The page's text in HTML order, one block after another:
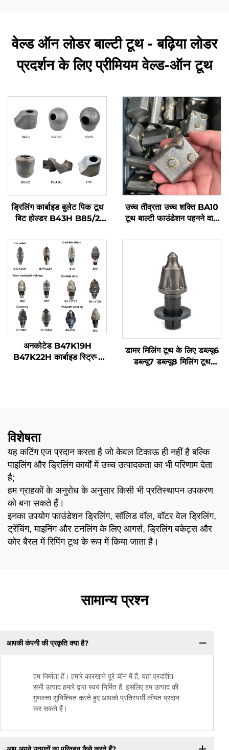
वेल्ड ऑन लोडर बाल्टी टूथ - बढ़िया लोडर
प्रदर्शन के लिए प्रीमियम वेल्ड-ऑन टूथ
ड्रिलिंग कार्बाइड बुलेट पिक टूथ
बिट होल्डर B43H B85/2
C30
उच्च तीव्रता उच्च शक्ति BA10
टूथ बाल्टी फाउंडेशन पहनने वाले
लिए
अनकोटेड B47K19H
B47K22H कार्बाइड स्ट्रिप्स
डामर मिलिंग टूथ के लिए डब्ल्यू6
डब्ल्यू7 डब्ल्यू8 मिलिंग टूथ
विशेषता
यह कटिंग एज प्रदान करता है जो केवल टिकाऊ ही नहीं है बल्कि
पाइलिंग और ड्रिलिंग कार्यों में उच्च उत्पादकता का भी परिणाम देता
है;
हम ग्राहकों के अनुरोध के अनुसार किसी भी प्रतिस्थापन उपकरण
को बना सकते हैं।
इनका उपयोग फाउंडेशन ड्रिलिंग, सॉलिड वॉल, वॉटर वेल ड्रिलिंग,
ट्रेंचिंग, माइनिंग और टनलिंग के लिए आगर्स, ड्रिलिंग बकेट्स और
कोर बैरल में रिपिंग टूथ के रूप में किया जाता है।
सामान्य प्रश्न
आपकी कंपनी की प्रकृति क्या है?
हम निर्माता हैं। हमारे कारखाने पूरे चीन में हैं, यहां प्रदर्शित
सभी उत्पाद हमारे द्वारा स्वयं निर्मित हैं, इसलिए हम उत्पाद की
गुणवत्ता सुनिश्चित करते हुए आपको प्रतिस्पर्धी कीमत प्रदान
कर सकते हैं।